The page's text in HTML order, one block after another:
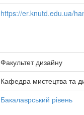
https://er.knutd.edu.ua/
Факультет дизайну
Кафедра мистецтва та
Бакалаврський рівень